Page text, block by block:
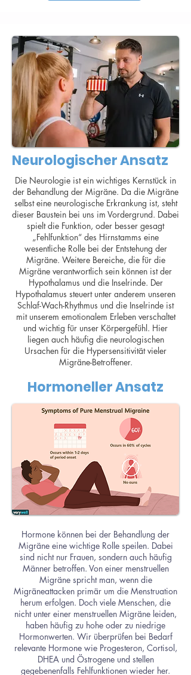
Neurologischer Ansatz
Die Neurologie ist ein wichtiges Kernstück in
der Behandlung der Migräne. Da die Migräne
selbst eine neurologische Erkrankung ist, steht
dieser Baustein bei uns im Vordergrund. Dabei
spielt die Funktion, oder besser gesagt
„Fehlfunktion“ des Hirnstamms eine
wesentliche Rolle bei der Entstehung der
Migräne. Weitere Bereiche, die für die
Migräne verantwortlich sein können ist der
Hypothalamus und die Inselrinde. Der
Hypothalamus steuert unter anderem unseren
Schlaf-Wach-Rhythmus und die Inselrinde ist
mit unserem emotionalem Erleben verschaltet
und wichtig für unser Körpergefühl. Hier
liegen auch häufig die neurologischen
Ursachen für die Hypersensitivität vieler
Migräne-Betroffener.
Hormoneller Ansatz
Hormone können bei der Behandlung der
Migräne eine wichtige Rolle speilen. Dabei
sind nicht nur Frauen, sondern auch häufig
Männer betroffen. Von einer menstruellen
Migräne spricht man, wenn die
Migräneattacken primär um die Menstruation
herum erfolgen. Doch viele Menschen, die
nicht unter einer menstruellen Migräne leiden,
haben häufig zu hohe oder zu niedrige
Hormonwerten. Wir überprüfen bei Bedarf
relevante Hormone wie Progesteron, Cortisol,
DHEA und Östrogene und stellen
gegebenenfalls Fehlfunktionen wieder her.